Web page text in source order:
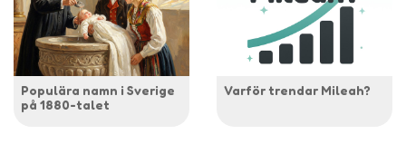
Populära namn i Sverige
på 1880-talet
Varför trendar Mileah?